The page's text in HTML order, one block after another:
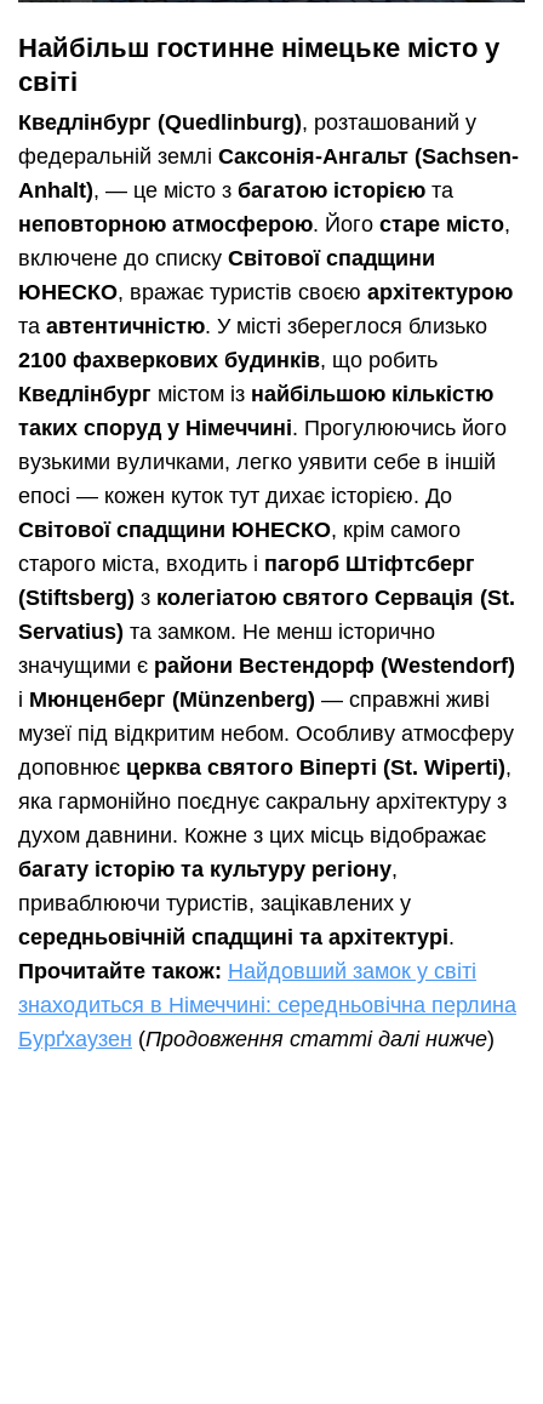
Найбільш гостинне німецьке місто у
світі
Кведлінбург (Quedlinburg), розташований у
федеральній землі Саксонія-Ангальт (Sachsen-
Anhalt), — це місто з багатою історією та
неповторною атмосферою. Його старе місто,
включене до списку Світової спадщини
ЮНЕСКО, вражає туристів своєю архітектурою
та автентичністю. У місті збереглося близько
2100 фахверкових будинків, що робить
Кведлінбург містом із найбільшою кількістю
таких споруд у Німеччині. Прогулюючись його
вузькими вуличками, легко уявити себе в іншій
епосі — кожен куток тут дихає історією. До
Світової спадщини ЮНЕСКО, крім самого
старого міста, входить і пагорб Штіфтсберг
(Stiftsberg) з колегіатою святого Сервація (St.
Servatius) та замком. Не менш історично
значущими є райони Вестендорф (Westendorf)
і Мюнценберг (Münzenberg) — справжні живі
музеї під відкритим небом. Особливу атмосферу
доповнює церква святого Віперті (St. Wiperti),
яка гармонійно поєднує сакральну архітектуру з
духом давнини. Кожне з цих місць відображає
багату історію та культуру регіону,
приваблюючи туристів, зацікавлених у
середньовічній спадщині та архітектурі.
Прочитайте також: Найдовший замок у світі
знаходиться в Німеччині: середньовічна перлина
Бурґхаузен (Продовження статті далі нижче)